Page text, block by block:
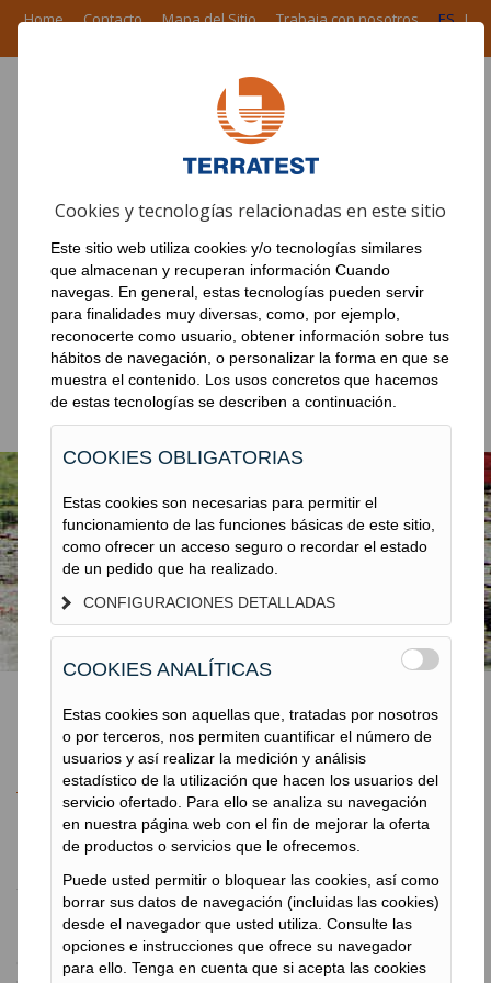
Home Contacto Mapa del Sitio Trabaja con nosotrosESI
ÁREA CORPORATIVA
PRODUCTOS
EN EL MUNDO
NOTICIAS
OBRAS
DESCARGAS
DRENES DE MECHA
Drenes de Mecha
TERRATEST
Los drenes son geocompuestos que tienen la propiedad de
crear vías preferentes de salida de agua, consiguiendo de esta
Cookies y tecnologías relacionadas en este sitio
Este sitio web utiliza cookies y/o tecnologías similares
que almacenan y recuperan información Cuando
navegas. En general, estas tecnologías pueden servir
para finalidades muy diversas, como, por ejemplo,
reconocerte como usuario, obtener información sobre tus
hábitos de navegación, o personalizar la forma en que se
muestra el contenido. Los usos concretos que hacemos
de estas tecnologías se describen a continuación.
COOKIES OBLIGATORIAS
Estas cookies son necesarias para permitir el
funcionamiento de las funciones básicas de este sitio,
como ofrecer un acceso seguro o recordar el estado
de un pedido que ha realizado.
CONFIGURACIONES DETALLADAS
COOKIES ANALÍTICAS
Estas cookies son aquellas que, tratadas por nosotros
o por terceros, nos permiten cuantificar el número de
usuarios y así realizar la medición y análisis
estadístico de la utilización que hacen los usuarios del
servicio ofertado. Para ello se analiza su navegación
en nuestra página web con el fin de mejorar la oferta
de productos o servicios que le ofrecemos.
Puede usted permitir o bloquear las cookies, así como
borrar sus datos de navegación (incluidas las cookies)
desde el navegador que usted utiliza. Consulte las
opciones e instrucciones que ofrece su navegador
para ello. Tenga en cuenta que si acepta las cookies